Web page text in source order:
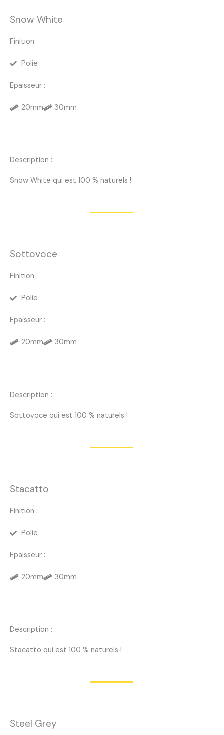
Snow White
Finition :
Polie
Epaisseur :
20mm 30mm
Description :
Snow White qui est 100 % naturels !
Sottovoce
Finition :
Polie
Epaisseur :
20mm 30mm
Description :
Sottovoce qui est 100 % naturels !
Stacatto
Finition :
Polie
Epaisseur :
20mm 30mm
Description :
Stacatto qui est 100 % naturels !
Steel Grey